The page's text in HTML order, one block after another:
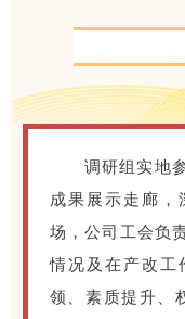
调研组实地
成果展示走廊，
场，公司工会负
情况及在产改工
领、素质提升、